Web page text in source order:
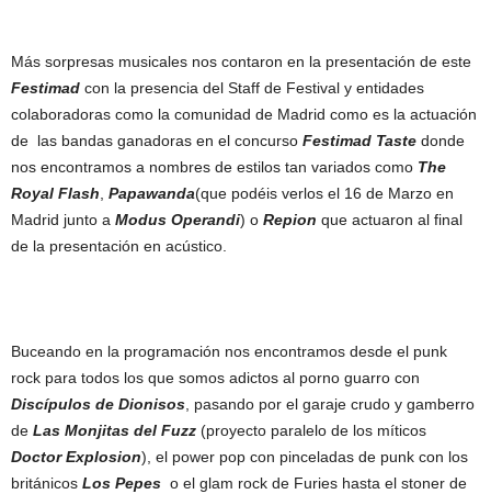
Más sorpresas musicales nos contaron en la presentación de este
Festimad con la presencia del Staff de Festival y entidades
colaboradoras como la comunidad de Madrid como es la actuación
de las bandas ganadoras en el concurso Festimad Taste donde
nos encontramos a nombres de estilos tan variados como The
Royal Flash Papawanda(que podéis verlos el 16 de Marzo en
Madrid junto a Modus Operandi) o Repion que actuaron al final
de la presentación en acústico.
Buceando en la programación nos encontramos desde el punk
rock para todos los que somos adictos al porno guarro con
Discípulos de Dionisos , pasando por el garaje crudo y gamberro
de Las Monjitas del Fuzz (proyecto paralelo de los míticos
Doctor Explosion), el power pop con pinceladas de punk con los
británicos Los Pepes o el glam rock de Furies hasta el stoner de